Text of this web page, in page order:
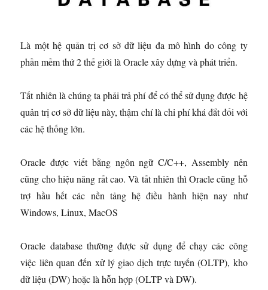
Là một hệ quản trị cơ sở dữ liệu đa mô hình do công ty
phần mềm thứ 2 thế giới là Oracle xây dựng và phát triển.
Tất nhiên là chúng ta phải trả phí để có thể sử dụng được hệ
quản trị cơ sở dữ liệu này, thậm chí là chi phí khá đắt đối với
các hệ thống lớn.
Oracle được viết bằng ngôn ngữ C/C++, Assembly nên
cũng cho hiệu năng rất cao. Và tất nhiên thì Oracle cũng hỗ
trợ hầu hết các nền tảng hệ điều hành hiện nay như
Windows, Linux, MacOS
Oracle database thường được sử dụng để chạy các công
việc liên quan đến xử lý giao dịch trực tuyến (OLTP), kho
dữ liệu (DW) hoặc là hỗn hợp (OLTP và DW).